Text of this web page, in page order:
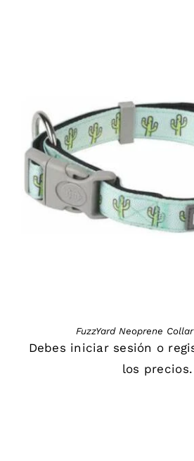
FuzzYard Neoprene
Debes iniciar sesión o
los precios.